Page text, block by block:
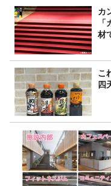
カ
材
こ
四